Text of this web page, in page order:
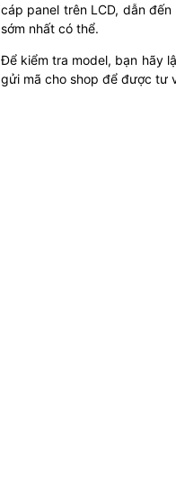
cáp panel trên LCD, dẫn
sớm nhất có thể.
Để kiểm tra model, bạn hãy
gửi mã cho shop để được tư